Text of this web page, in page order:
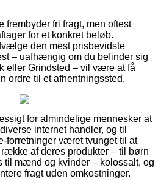
frembyder fri fragt, men oftest
for et konkret beløb.
den mest prisbevidste
– uafhængig om du befinder sig
Grindsted – vil være at få
ordre til et afhentningssted.
for almindelige mennesker at
internet handler, og til
forretninger været tvunget til at
af deres produkter – til børn
til mænd og kvinder – kolossalt, og
fragt uden omkostninger.